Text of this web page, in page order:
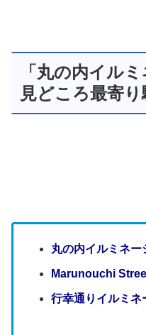
「丸の内イル
見どころ最寄
丸の内イルミネー
Marunouchi
行幸通りイルミネ